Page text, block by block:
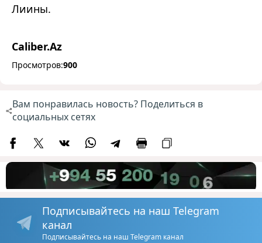
Лиины.
Caliber.Az
Просмотров:900
Вам понравилась новость? Поделиться в
социальных сетях
Подписывайтесь на наш Telegram
канал
Подписывайтесь на наш Telegram канал